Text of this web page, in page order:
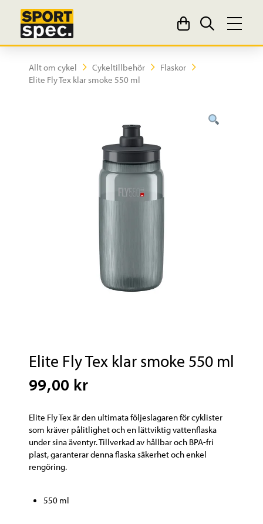
Allt om cykel Cykeltillbehör
Flaskor
Elite Fly Tex klar smoke 550 ml
Elite Fly Tex klar smoke 550 ml
99,00 kr
Elite Fly Tex är den ultimata följeslagaren för cyklister
som kräver pålitlighet och en lättviktig vattenflaska
under sina äventyr. Tillverkad av hållbar och BPA-fri
plast, garanterar denna flaska säkerhet och enkel
rengöring.
550 ml